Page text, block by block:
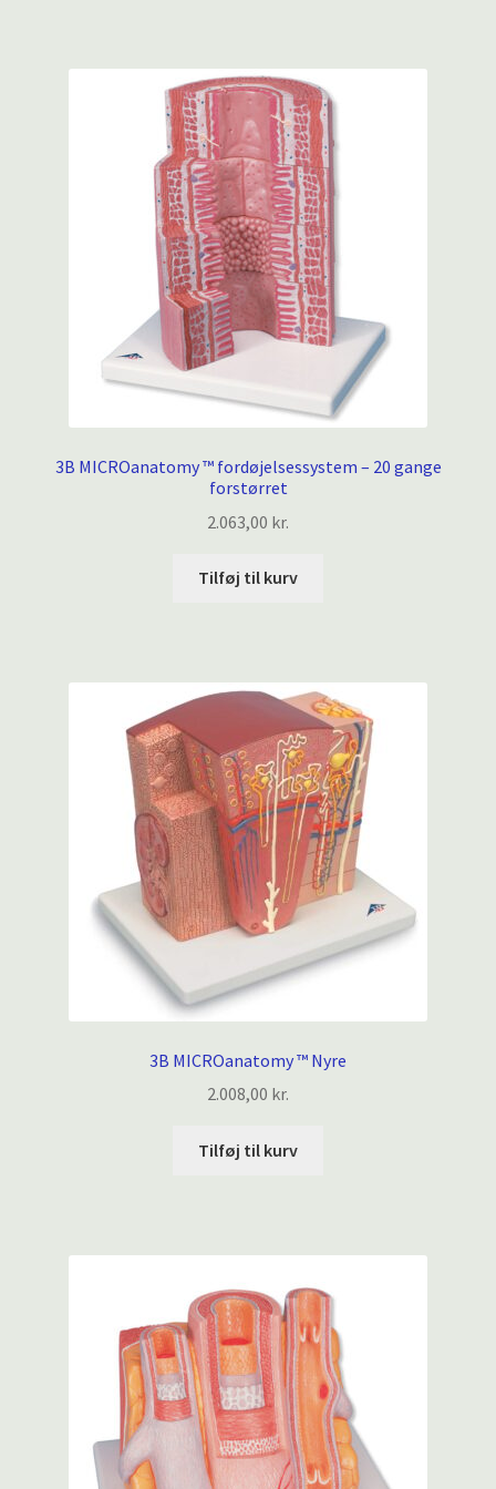
3B MICROanatomy ™ fordøjelsessystem – 20 gange
forstørret
2.063,00 kr.
Tilføj til kurv
3B MICROanatomy ™ Nyre
2.008,00 kr.
Tilføj til kurv